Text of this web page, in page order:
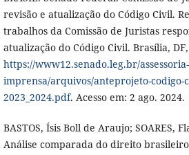
revisão e atualização do Código Civil.
trabalhos da Comissão de Juristas
atualização do Código Civil. Brasília,
https://www12.senado.leg.br/
imprensa/arquivos/anteprojeto-codigo-
2023_2024.pdf. Acesso em: 2 ago. 2024.
BASTOS, Ísis Boll de Araujo; SOARES,
Análise comparada do direito